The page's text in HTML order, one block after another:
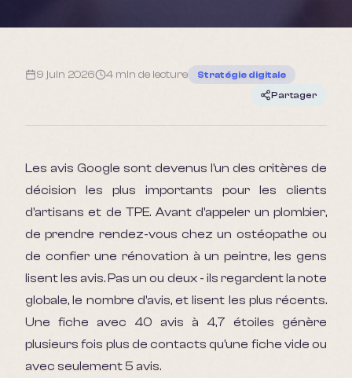
9 juin 2026 4 min de lecture
Stratégie digitale
Partager
Les avis Google sont devenus l'un des critères de
décision les plus importants pour les clients
d'artisans et de TPE. Avant d'appeler un plombier,
de prendre rendez-vous chez un ostéopathe ou
de confier une rénovation à un peintre, les gens
lisent les avis. Pas un ou deux - ils regardent la note
globale, le nombre d'avis, et lisent les plus récents.
Une fiche avec 40 avis à 4,7 étoiles génère
plusieurs fois plus de contacts qu'une fiche vide ou
avec seulement 5 avis.